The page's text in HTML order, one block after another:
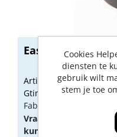
Easypointer wiel
Artikelnummer:
Gtin:
Fabrikant artikel
Vraag een
kunnen zien.
Cookies
diensten te
gebruik wilt
stem je toe